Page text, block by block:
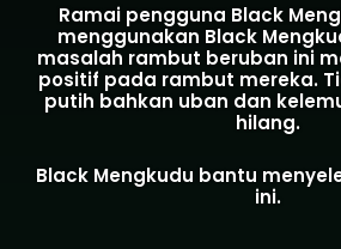
Ramai pengguna Black
menggunakan Black
masalah rambut beruban ini
positif pada rambut mereka.
putih bahkan uban dan
hilang.
Black Mengkudu bantu
ini.